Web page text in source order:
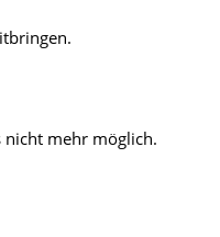
nicht mehr möglich.